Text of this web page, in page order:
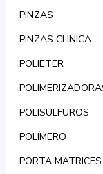
PINZAS
PINZAS CLINICA
POLIETER
POLISULFUROS
POLÍMERO
PORTA